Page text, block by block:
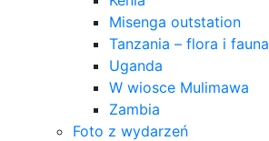
Misenga outstation
Tanzania – flora i fauna
Uganda
W wiosce Mulimawa
Zambia
Foto z wydarzeń